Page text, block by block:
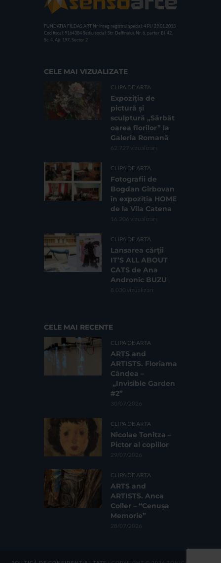
FUNDATIA FILDAS ART Nr inreg registrul special: 4 PJ/ 29.01.2013
Cod fiscal: 9164384 Sediu social: Str. Delfinului, Nr. 6, parter Bl. 42,
Sc. 4, Ap. 197, Sector 2
CELE MAI VIZUALIZATE
CLIPA DE ARTA
Expoziția de
pictură și
sculptură „Sărbăt
oarea florilor” la
Galeria Romană
62.727 vizualizari
CLIPA DE ARTA
Fotografii de
Bogdan Gîrbovan
în expoziția HOME
de la Vila Catena
16.206 vizualizari
CLIPA DE ARTA
Lansarea cărții
IT’S ALL ABOUT
CATS de Ana
Andronic BUZU
8.030 vizualizari
CELE MAI RECENTE
CLIPA DE ARTA
ARTS and
ARTISTS. Floriama
Cândea –
„Invisible Garden
#2”
30/07/2026
CLIPA DE ARTA
Nicolae Tonitza –
Pictor al copiilor
29/07/2026
CLIPA DE ARTA
ARTS and
ARTISTS. Anca
Coller – “Cenușa
Memorie”
28/07/2026